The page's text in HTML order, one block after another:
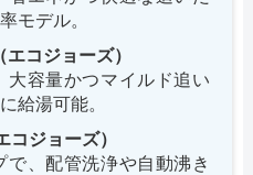
モデル。
コジョーズ）
大容量かつマイルド追い
給湯可能。
ジョーズ）
で、配管洗浄や自動沸き